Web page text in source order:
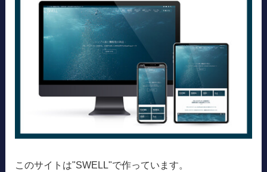
このサイトは"SWELL"で作っています。